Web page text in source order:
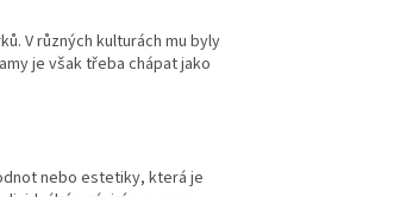
V různých kulturách mu byly
je však třeba chápat jako
nebo estetiky, která je